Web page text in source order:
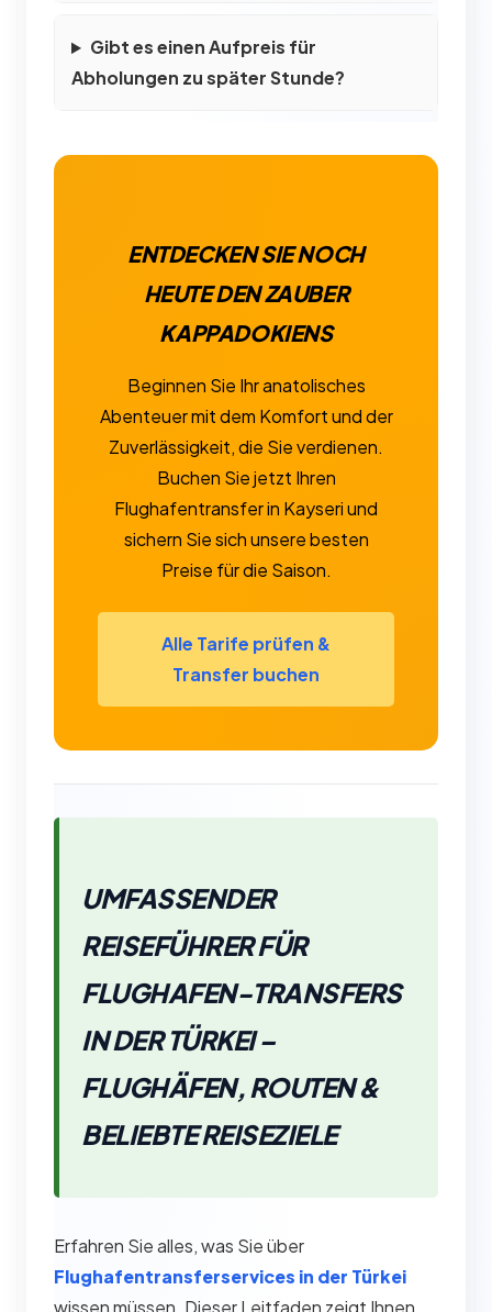
Gibt es einen Aufpreis für
Abholungen zu später Stunde?
ENTDECKEN SIE NOCH
HEUTE DEN ZAUBER
KAPPADOKIENS
Beginnen Sie Ihr anatolisches
Abenteuer mit dem Komfort und der
Zuverlässigkeit, die Sie verdienen.
Buchen Sie jetzt Ihren
Flughafentransfer in Kayseri und
sichern Sie sich unsere besten
Preise für die Saison.
Alle Tarife prüfen &
Transfer buchen
UMFASSENDER
REISEFÜHRER FÜR
FLUGHAFEN-TRANSFERS
IN DER TÜRKEI –
FLUGHÄFEN, ROUTEN &
BELIEBTE REISEZIELE
Erfahren Sie alles, was Sie über
Flughafentransferservices in der Türkei
wissen müssen. Dieser Leitfaden zeigt Ihnen